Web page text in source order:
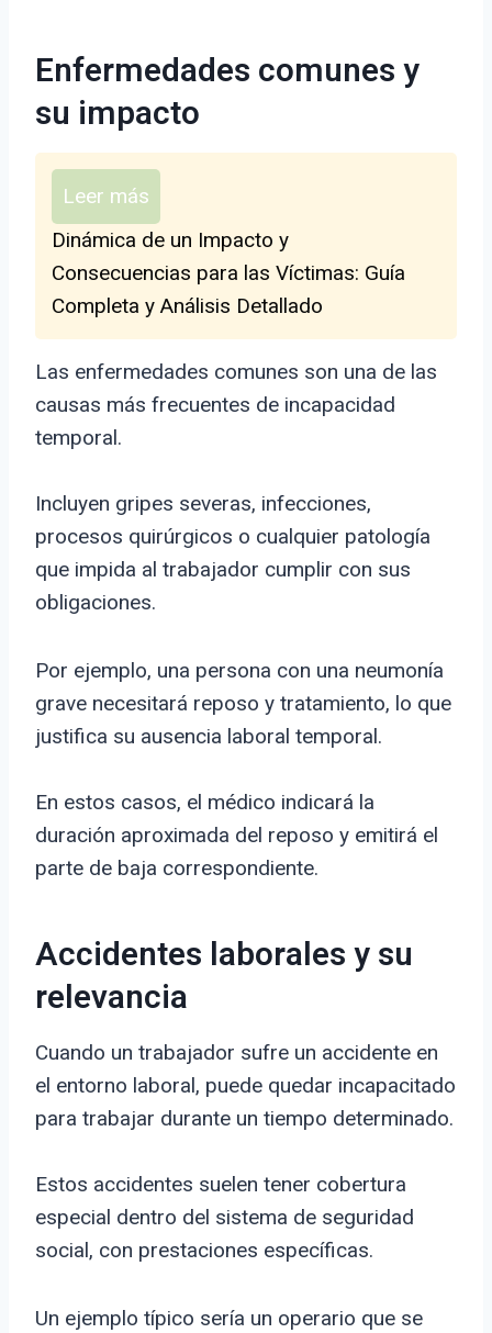
Enfermedades comunes y
su impacto
Leer más
Dinámica de un Impacto y
Consecuencias para las Víctimas: Guía
Completa y Análisis Detallado
Las enfermedades comunes son una de las
causas más frecuentes de incapacidad
temporal.
Incluyen gripes severas, infecciones,
procesos quirúrgicos o cualquier patología
que impida al trabajador cumplir con sus
obligaciones.
Por ejemplo, una persona con una neumonía
grave necesitará reposo y tratamiento, lo que
justifica su ausencia laboral temporal.
En estos casos, el médico indicará la
duración aproximada del reposo y emitirá el
parte de baja correspondiente.
Accidentes laborales y su
relevancia
Cuando un trabajador sufre un accidente en
el entorno laboral, puede quedar incapacitado
para trabajar durante un tiempo determinado.
Estos accidentes suelen tener cobertura
especial dentro del sistema de seguridad
social, con prestaciones específicas.
Un ejemplo típico sería un operario que se